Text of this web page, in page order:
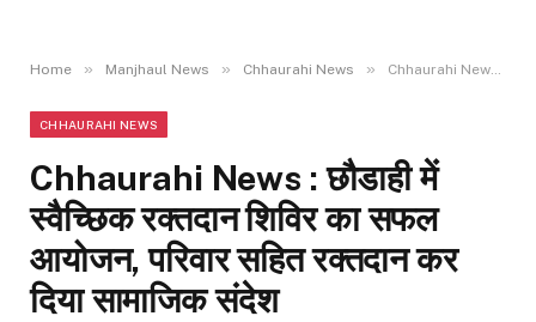
Home » Manjhaul News » Chhaurahi News » Chhaurahi News : छौडाही में स्वैच्छिक रक्तदान शिविर का सफल आयोजन, परिवार सहित रक्तदान कर दिया सामाजिक संदेश
CHHAURAHI NEWS
Chhaurahi News : छौडाही में
स्वैच्छिक रक्तदान शिविर का सफल
आयोजन, परिवार सहित रक्तदान कर
दिया सामाजिक संदेश